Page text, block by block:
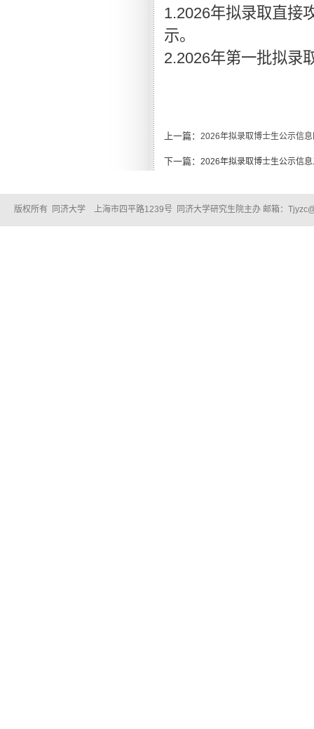
1.2026年拟录取直接
示。
2.2026年第一批拟录
上一篇： 2026年拟录取博士生公示信
下一篇： 2026年拟录取博士生公示信
版权所有 同济大学 上海市四平路1239号 同济大学研究生院主办 邮箱：